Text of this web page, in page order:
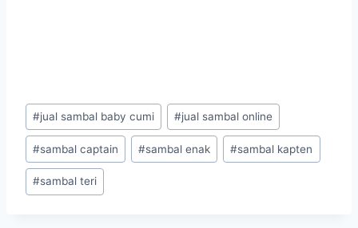
#jual sambal baby cumi #jual sambal online
#sambal captain #sambal enak #sambal kapten
#sambal teri